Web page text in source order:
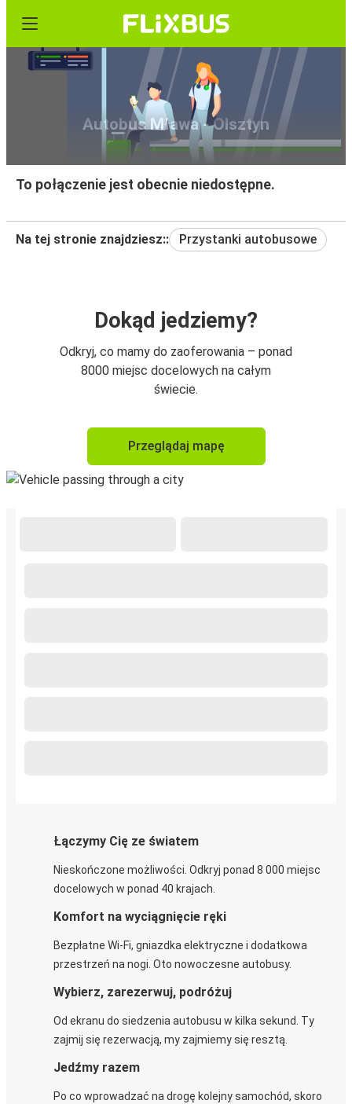
Autobus Mława - Olsztyn
To połączenie jest obecnie niedostępne.
Na tej stronie znajdziesz:: Przystanki autobusowe
Dokąd jedziemy?
Odkryj, co mamy do zaoferowania – ponad
8000 miejsc docelowych na całym
świecie.
Przeglądaj mapę
Łączymy Cię ze światem
Nieskończone możliwości. Odkryj ponad 8 000 miejsc
docelowych w ponad 40 krajach.
Komfort na wyciągnięcie ręki
Bezpłatne Wi-Fi, gniazdka elektryczne i dodatkowa
przestrzeń na nogi. Oto nowoczesne autobusy.
Wybierz, zarezerwuj, podróżuj
Od ekranu do siedzenia autobusu w kilka sekund. Ty
zajmij się rezerwacją, my zajmiemy się resztą.
Jedźmy razem
Po co wprowadzać na drogę kolejny samochód, skoro